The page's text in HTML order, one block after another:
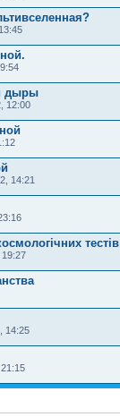
дыры
12:00
14:21
тестів
14:25